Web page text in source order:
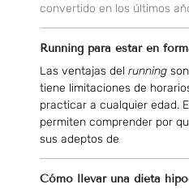
convertido en los últimos
Running para estar en
Las ventajas delrunning
tiene limitaciones de
practicar a cualquier edad.
permiten comprender por
sus adeptos de
Cómo llevar una dieta